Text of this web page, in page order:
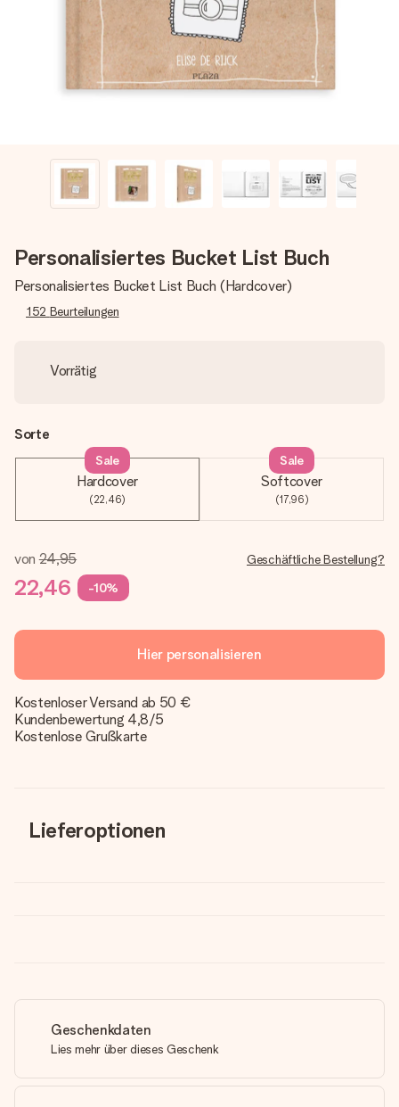
Montag - Freitag : 8:30 - 17:00 Uhr
Samstag - Sonntag : 8:30 - 13:00 Uhr
Personalisiertes Bucket List Buch
Personalisiertes Bucket List Buch (Hardcover)
152 Beurteilungen
Vorrätig
Sorte
Hardcover
(22,46)
Sale
Softcover
(17,96)
Sale
von 24,95
22,46 -10%
Geschäftliche Bestellung?
Hier personalisieren
Kostenloser Versand ab 50 €
Kundenbewertung 4,8/5
Kostenlose Grußkarte
Lieferoptionen
Geschenkdaten
Lies mehr über dieses Geschenk